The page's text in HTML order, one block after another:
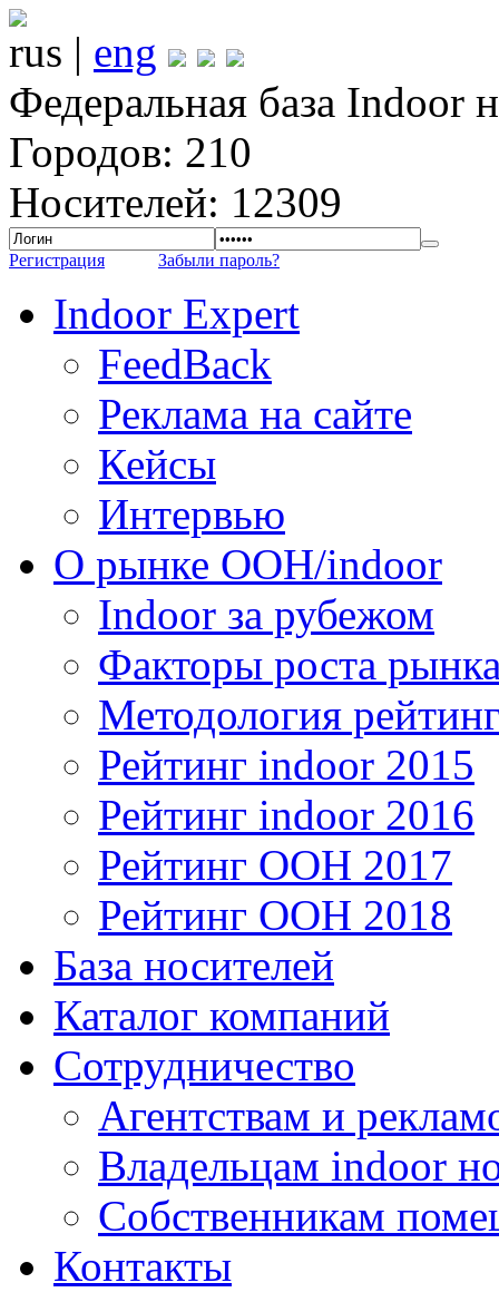
rus | eng
Федеральная база Indoor
Городов: 210
Носителей: 12309
Регистрация Забыли пароль?
Indoor Expert
FeedBack
Реклама на сайте
Кейсы
Интервью
О рынке OOH/indoor
Indoor за рубежом
Факторы роста
Методология
Рейтинг indoor 2015
Рейтинг indoor 2016
Рейтинг OOH 2017
Рейтинг OOH 2018
База носителей
Каталог компаний
Сотрудничество
Агентствам и
Владельцам indoor
Собственникам
Контакты